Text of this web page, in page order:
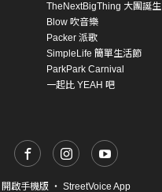
TheNextBigThing 大團誕生
Blow 吹音樂
Packer 派歌
SimpleLife 簡單生活節
ParkPark Carnival
一起比 YEAH 吧
開啟手機版 ・ StreetVoice App